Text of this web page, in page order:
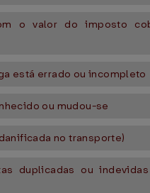
o valor do imposto
está errado ou incompleto
ou mudou-se
no transporte)
duplicadas ou